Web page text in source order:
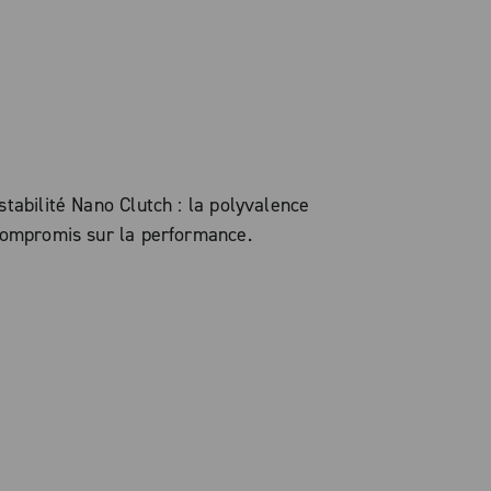
Nano Clutch : la polyvalence
sur la performance.